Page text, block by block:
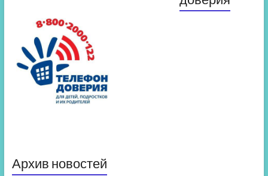
Архив новостей